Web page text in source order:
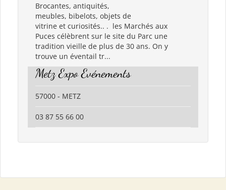
Brocantes, antiquités,
meubles, bibelots, objets de
vitrine et curiosités.. . les Marchés aux
Puces célèbrent sur le site du Parc une
tradition vieille de plus de 30 ans. On y
trouve un éventail tr...
Metz Expo Evénements
57000 - METZ
03 87 55 66 00